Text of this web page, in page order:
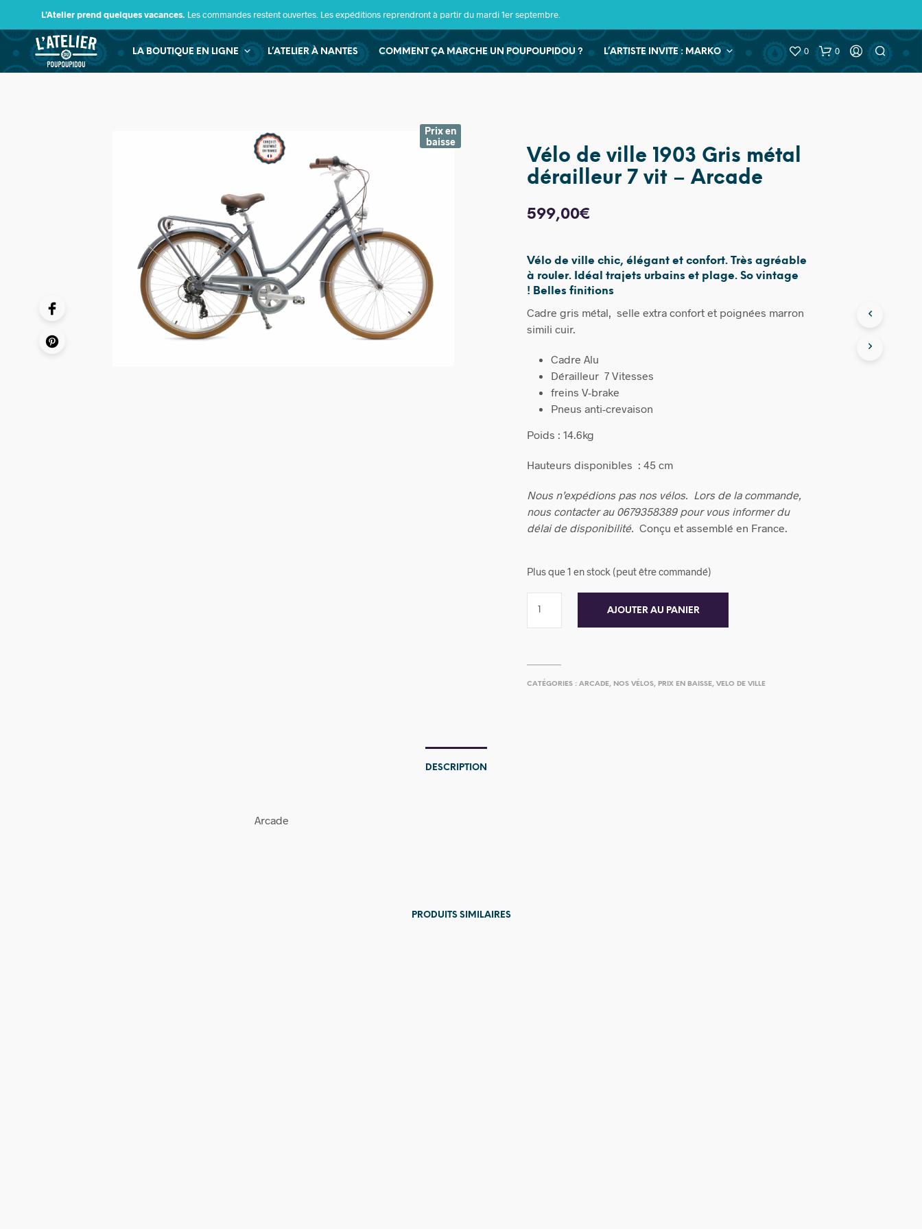
L’Atelier prend quelques vacances. Les commandes restent ouvertes. Les expéditions reprendront à partir du mardi 1er septembre.
LA BOUTIQUE EN LIGNE L’ATELIER À NANTES COMMENT ÇA MARCHE UN POUPOUPIDOU ? L’ARTISTE INVITE : MARKO 0 0
Prix en
baisse
Vélo de ville 1903 Gris métal
dérailleur 7 vit – Arcade
599,00€
Vélo de ville chic, élégant et confort. Très agréable
à rouler. Idéal trajets urbains et plage. So vintage
! Belles finitions
Cadre gris métal, selle extra confort et poignées marron
simili cuir.
Cadre Alu
Dérailleur 7 Vitesses
freins V-brake
Pneus anti-crevaison
Poids : 14.6kg
Hauteurs disponibles : 45 cm
Nous n’expédions pas nos vélos. Lors de la commande,
nous contacter au 0679358389 pour vous informer du
délai de disponibilité. Conçu et assemblé en France.
Plus que 1 en stock (peut être commandé)
AJOUTER AU PANIER
CATÉGORIES :ARCADE, NOS VÉLOS, PRIX EN BAISSE,VELO DE VILLE
DESCRIPTION
Arcade
PRODUITS SIMILAIRES